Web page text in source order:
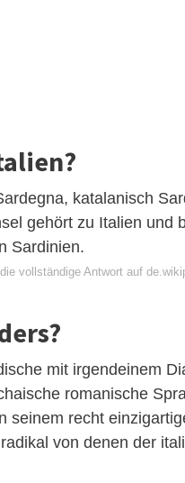
katalanisch
gehört zu Italien und
Sardinien.
vollständige Antwort auf
mit irgendeinem
romanische
seinem recht
von denen der